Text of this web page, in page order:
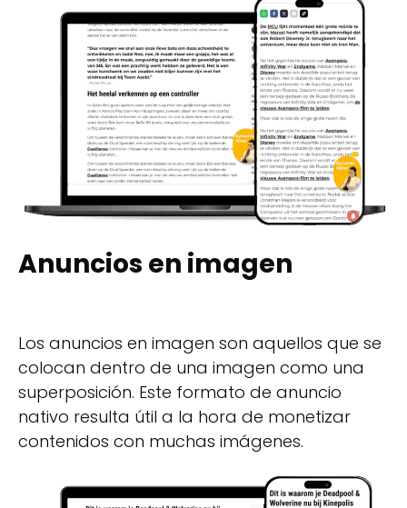
Anuncios en imagen
Los anuncios en imagen son aquellos que se
colocan dentro de una imagen como una
superposición. Este formato de anuncio
nativo resulta útil a la hora de monetizar
contenidos con muchas imágenes.